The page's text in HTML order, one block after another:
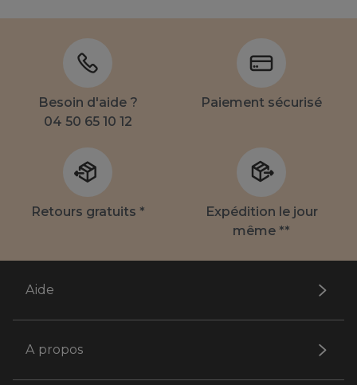
Besoin d'aide ?
04 50 65 10 12
Paiement sécurisé
Retours gratuits *
Expédition le jour
même **
Aide
A propos